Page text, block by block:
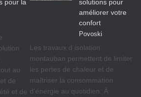
pour la
au
de
et de
solutions pour
améliorer votre
confort
Povoski
Les travaux d isolation
montauban permettent de limiter
les pertes de chaleur et de
maîtriser la consommation
d’énergie au quotidien. À